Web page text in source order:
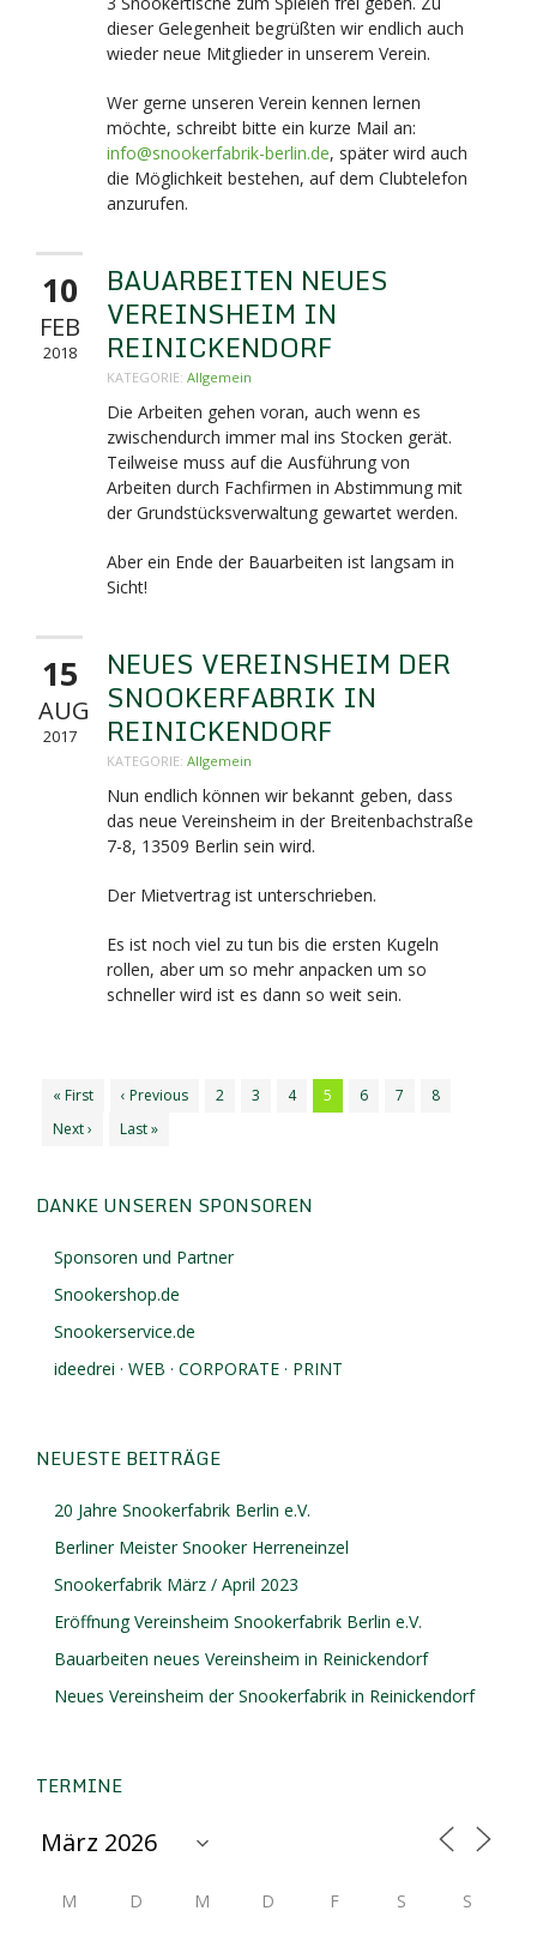
dieser Gelegenheit begrüßten wir endlich auch
wieder neue Mitglieder in unserem Verein.
Wer gerne unseren Verein kennen lernen
möchte, schreibt bitte ein kurze Mail an:
info@snookerfabrik-berlin.de, später wird auch
die Möglichkeit bestehen, auf dem Clubtelefon
anzurufen.
10
FEB
2018
BAUARBEITEN NEUES
VEREINSHEIM IN
REINICKENDORF
KATEGORIE: Allgemein
Die Arbeiten gehen voran, auch wenn es
zwischendurch immer mal ins Stocken gerät.
Teilweise muss auf die Ausführung von
Arbeiten durch Fachfirmen in Abstimmung mit
der Grundstücksverwaltung gewartet werden.
Aber ein Ende der Bauarbeiten ist langsam in
Sicht!
15
AUG
2017
NEUES VEREINSHEIM DER
SNOOKERFABRIK IN
REINICKENDORF
KATEGORIE: Allgemein
Nun endlich können wir bekannt geben, dass
das neue Vereinsheim in der Breitenbachstraße
7-8, 13509 Berlin sein wird.
Der Mietvertrag ist unterschrieben.
Es ist noch viel zu tun bis die ersten Kugeln
rollen, aber um so mehr anpacken um so
schneller wird ist es dann so weit sein.
« First ‹ Previous 2 3 4 5 6 7
8
Next ›
Last »
DANKE UNSEREN SPONSOREN
Sponsoren und Partner
Snookershop.de
Snookerservice.de
ideedrei · WEB · CORPORATE · PRINT
NEUESTE BEITRÄGE
20 Jahre Snookerfabrik Berlin e.V.
Berliner Meister Snooker Herreneinzel
Snookerfabrik März / April 2023
Eröffnung Vereinsheim Snookerfabrik Berlin e.V.
Bauarbeiten neues Vereinsheim in Reinickendorf
Neues Vereinsheim der Snookerfabrik in Reinickendorf
TERMINE
M D M D F S S